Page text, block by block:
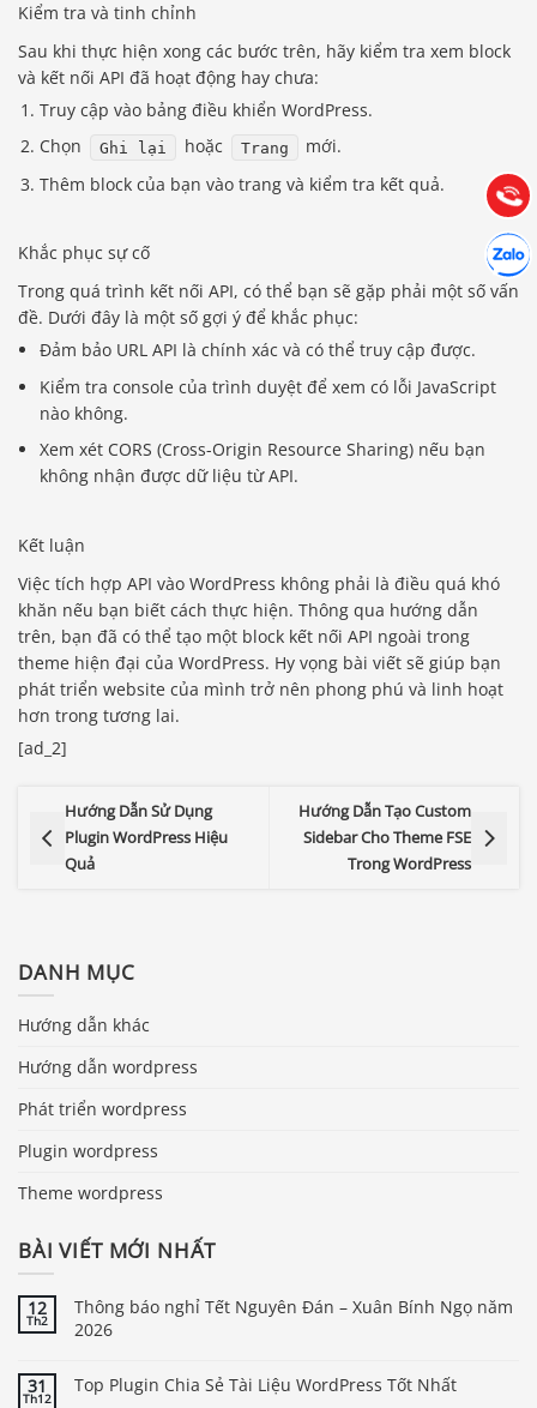
Kiểm tra và tinh chỉnh
Sau khi thực hiện xong các bước trên, hãy kiểm tra xem block
và kết nối API đã hoạt động hay chưa:
Truy cập vào bảng điều khiển WordPress.
Chọn
Ghi lại hoặc Trang
mới.
Thêm block của bạn vào trang và kiểm tra kết quả.
Khắc phục sự cố
Trong quá trình kết nối API, có thể bạn sẽ gặp phải một số vấn
đề. Dưới đây là một số gợi ý để khắc phục:
Đảm bảo URL API là chính xác và có thể truy cập được.
Kiểm tra console của trình duyệt để xem có lỗi JavaScript
nào không.
Xem xét CORS (Cross-Origin Resource Sharing) nếu bạn
không nhận được dữ liệu từ API.
Kết luận
Việc tích hợp API vào WordPress không phải là điều quá khó
khăn nếu bạn biết cách thực hiện. Thông qua hướng dẫn
trên, bạn đã có thể tạo một block kết nối API ngoài trong
theme hiện đại của WordPress. Hy vọng bài viết sẽ giúp bạn
phát triển website của mình trở nên phong phú và linh hoạt
hơn trong tương lai.
[ad_2]
Hướng Dẫn Sử Dụng
Plugin WordPress Hiệu
Quả
Hướng Dẫn Tạo Custom
Sidebar Cho Theme FSE
Trong WordPress
DANH MỤC
Hướng dẫn khác
Hướng dẫn wordpress
Phát triển wordpress
Plugin wordpress
Theme wordpress
BÀI VIẾT MỚI NHẤT
12
Th2
Thông báo nghỉ Tết Nguyên Đán – Xuân Bính Ngọ năm
2026
31
Th12
Top Plugin Chia Sẻ Tài Liệu WordPress Tốt Nhất
Gọi
Báo giá & Đặt hàng:
(028) 22.166.144
Chát
Tư vấn